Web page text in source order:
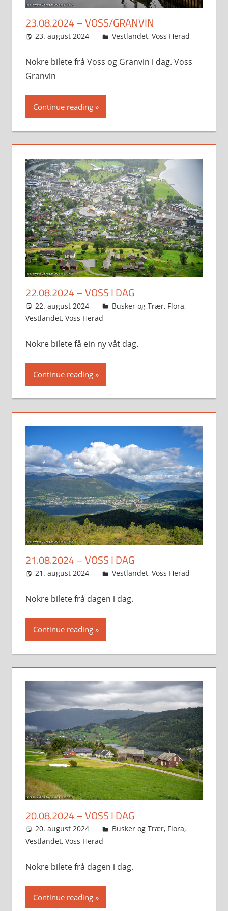
23.08.2024 – VOSS/GRANVIN
23. august 2024 Svein
Vestlandet, Voss Herad
Nokre bilete frå Voss og Granvin i dag. Voss
Granvin
Continue reading
22.08.2024 – VOSS I DAG
22. august 2024 Svein
Busker og Trær, Flora,
Vestlandet, Voss Herad
Nokre bilete få ein ny våt dag.
Continue reading
21.08.2024 – VOSS I DAG
21. august 2024 Svein
Vestlandet, Voss Herad
Nokre bilete frå dagen i dag.
Continue reading
20.08.2024 – VOSS I DAG
20. august 2024 Svein
Busker og Trær, Flora,
Vestlandet, Voss Herad
Nokre bilete frå dagen i dag.
Continue reading